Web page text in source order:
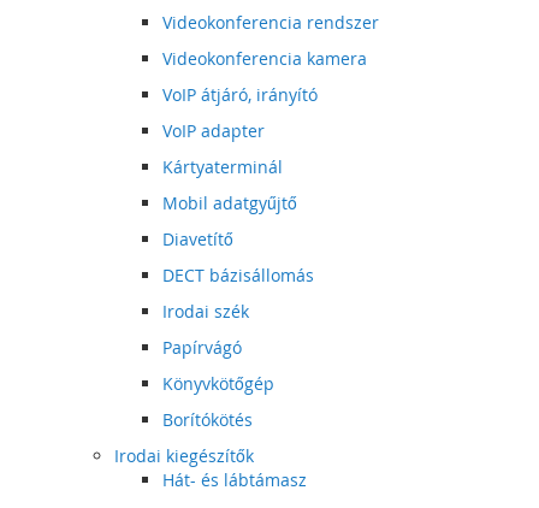
Videokonferencia rendszer
Videokonferencia kamera
VoIP átjáró, irányító
VoIP adapter
Kártyaterminál
Mobil adatgyűjtő
Diavetítő
DECT bázisállomás
Irodai szék
Papírvágó
Könyvkötőgép
Borítókötés
Irodai kiegészítők
Hát- és lábtámasz